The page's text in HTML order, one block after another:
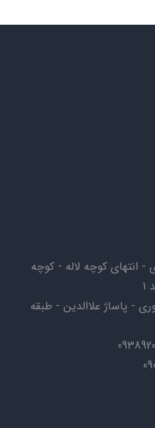
- انتهای کوچه لاله - کوچه
- پاساژ علاالدین - طبقه